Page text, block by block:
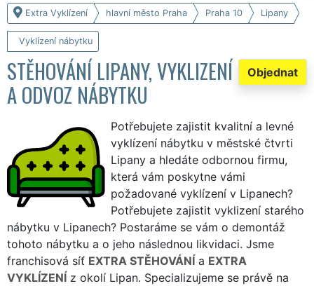
Extra Vyklízení hlavní město Praha Praha 10 Lipany
Vyklízení nábytku
Objednat
STĚHOVÁNÍ LIPANY, VYKLIZENÍ
A ODVOZ NÁBYTKU
Potřebujete zajistit kvalitní a levné
vyklízení nábytku v městské čtvrti
Lipany a hledáte odbornou firmu,
která vám poskytne vámi
požadované vyklízení v Lipanech?
Potřebujete zajistit vyklizení starého
nábytku v Lipanech? Postaráme se vám o demontáž
tohoto nábytku a o jeho následnou likvidaci. Jsme
franchisová síť EXTRA STĚHOVÁNÍ a EXTRA
VYKLÍZENÍ z okolí Lipan. Specializujeme se právě na